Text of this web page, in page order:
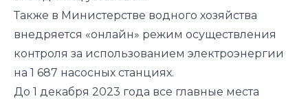
Также в Министерстве водного хозяйства
внедряется «онлайн» режим осуществления
контроля за использованием электроэнергии
на 1 687 насосных станциях.
До 1 декабря 2023 года все главные места